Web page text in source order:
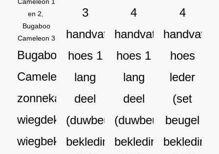
Cameleon 1
en 2
Bugaboo
Cameleon 3
Bugaboo
Cameleon
zonnekap
wiegdekje
wiegbekleding
3
handvat
hoes 1
lang
deel
(duwbeugel
bekleding)
4
handvat
hoes 1
lang
deel
(duwbeugel
bekleding)
4
handvat
hoes
leder
(set
beugel
bekleding)